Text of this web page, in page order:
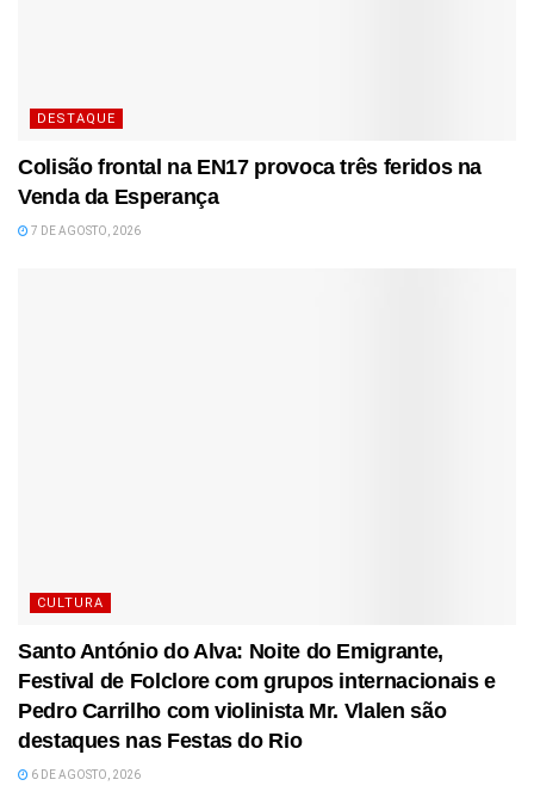
DESTAQUE
Colisão frontal na EN17 provoca três feridos na
Venda da Esperança
7 DE AGOSTO, 2026
CULTURA
Santo António do Alva: Noite do Emigrante,
Festival de Folclore com grupos internacionais e
Pedro Carrilho com violinista Mr. Vlalen são
destaques nas Festas do Rio
6 DE AGOSTO, 2026